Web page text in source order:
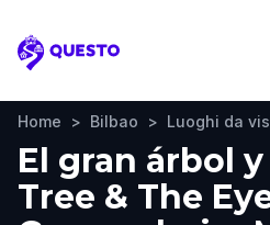
Questo
Home > Bilbao > Luoghi da
El gran árbol
Tree & The